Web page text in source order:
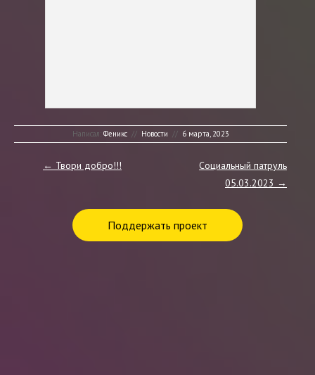
Написал: Феникс // Новости // 6 марта, 2023
Post navigation
← Твори добро!!!
Социальный патруль
05.03.2023 →
Поддержать проект